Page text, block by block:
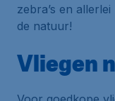
zebra’s en
de natuur!
Vliegen